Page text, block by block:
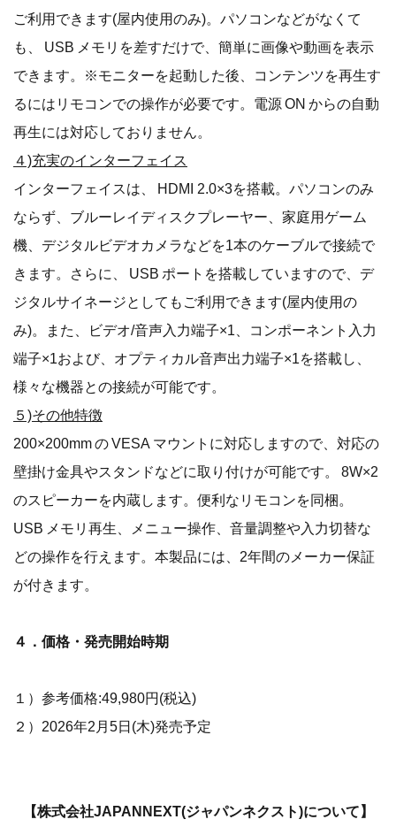
ご利用できます(屋内使用のみ)。パソコンなどがなくて
も、 USB メモリを差すだけで、簡単に画像や動画を表示
できます。※モニターを起動した後、コンテンツを再生す
るにはリモコンでの操作が必要です。電源 ON からの自動
再生には対応しておりません。
４)充実のインターフェイス
インターフェイスは、 HDMI 2.0×3を搭載。パソコンのみ
ならず、ブルーレイディスクプレーヤー、家庭用ゲーム
機、デジタルビデオカメラなどを1本のケーブルで接続で
きます。さらに、 USB ポートを搭載していますので、デ
ジタルサイネージとしてもご利用できます(屋内使用の
み)。また、ビデオ/音声入力端子×1、コンポーネント入力
端子×1および、オプティカル音声出力端子×1を搭載し、
様々な機器との接続が可能です。
５)その他特徴
200×200mm の VESA マウントに対応しますので、対応の
壁掛け金具やスタンドなどに取り付けが可能です。 8W×2
のスピーカーを内蔵します。便利なリモコンを同梱。
USB メモリ再生、メニュー操作、音量調整や入力切替な
どの操作を行えます。本製品には、2年間のメーカー保証
が付きます。
４．価格・発売開始時期
１）参考価格:49,980円(税込)
２）2026年2月5日(木)発売予定
【株式会社JAPANNEXT(ジャパンネクスト)について】